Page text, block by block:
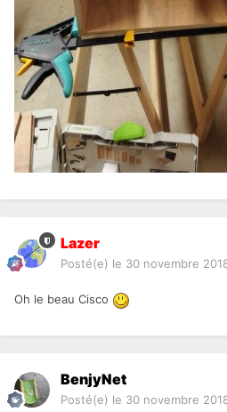
Lazer
Posté(e) le 30 novembre
Oh le beau Cisco
BenjyNet
Posté(e) le 30 novembre